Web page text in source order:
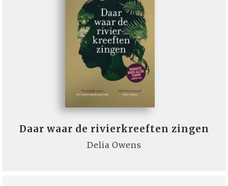
Daar waar de rivierkreeften zingen
Delia Owens